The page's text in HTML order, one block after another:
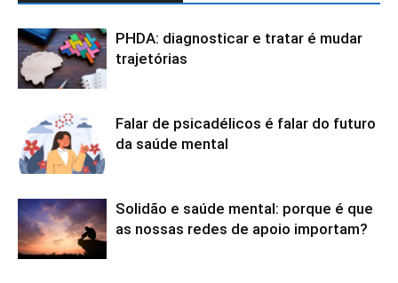
PHDA: diagnosticar e tratar é mudar
trajetórias
Falar de psicadélicos é falar do futuro
da saúde mental
Solidão e saúde mental: porque é que
as nossas redes de apoio importam?